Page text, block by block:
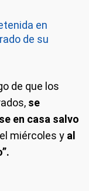
en
de su
de que los
se
en casa salvo
miércoles y al